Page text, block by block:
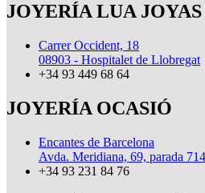
JOYERÍA LUA JOYAS
Carrer Occident, 18
08903 - Hospitalet de Llobregat
+34 93 449 68 64
JOYERÍA OCASIÓ
Encantes de Barcelona
Avda. Meridiana, 69, parada
+34 93 231 84 76